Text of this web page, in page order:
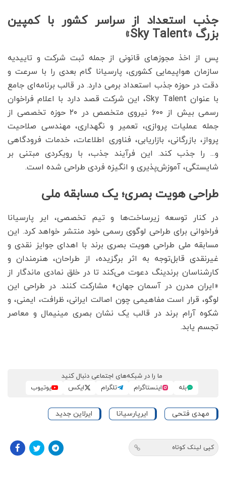
جذب استعداد از سراسر کشور با کمپین
بزرگ «Sky Talent»
پس از اخذ مجوزهای قانونی از جمله ثبت شرکت و تاییدیه
سازمان هواپیمایی کشوری، پارسیانا گام بعدی را با سرعت و
دقت در حوزه جذب استعداد برمی‌‌ دارد. در قالب برنامه‌‌‌ای جامع
با عنوان Sky Talent، این شرکت قصد دارد با اعلام فراخوان
رسمی بیش از ۶۰۰ نیروی متخصص در ۲۰ حوزه تخصصی از
جمله عملیات پروازی، تعمیر و نگهداری، مهندسی صلاحیت
پرواز، بازرگانی، بازاریابی، فناوری اطلاعات، خدمات فرودگاهی
و... را جذب کند. این فرآیند جذب، با رویکردی مبتنی بر
شایستگی، آموزش‌‌‌پذیری و انگیزه فردی طراحی شده است.
طراحی هویت بصری؛ یک مسابقه ملی
در کنار توسعه زیرساخت‌‌‌ها و تیم تخصصی، ایر پارسیانا
فراخوانی برای طراحی لوگوی رسمی خود منتشر خواهد کرد. این
مسابقه ملی طراحی هویت بصری برند با اهدای جوایز نقدی و
غیر‌نقدی قابل‌توجه به اثر برگزیده، از طراحان، هنرمندان و
کارشناسان برندینگ دعوت می‌کند تا در خلق نمادی ماندگار از
«ایران مدرن در آسمان جهان» مشارکت کنند. در طراحی این
لوگو، قرار است مفاهیمی چون اصالت ایرانی، ظرافت، ایمنی، و
شکوه آرام برند در قالب یک نشان بصری مینیمال و معاصر
تجسم یابد.
ما را در شبکه‌های اجتماعی دنبال کنید
بله
اینستاگرام تلگرام ایکس یوتیوب
مهدی فتحی ایرپارسیانا ایرلاین جدید
کپی لینک کوتاه